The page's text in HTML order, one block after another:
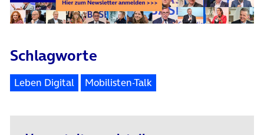
Schlagworte
Leben Digital Mobilisten-Talk